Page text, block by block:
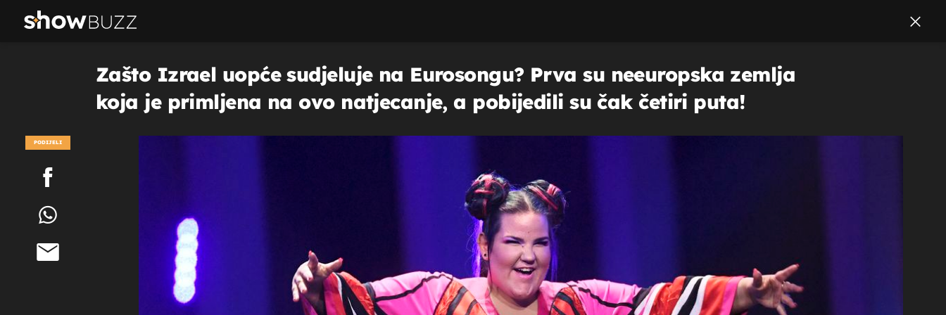
Zašto Izrael uopće sudjeluje na Eurosongu? Prva su neeuropska zemlja
koja je primljena na ovo natjecanje, a pobijedili su čak četiri puta!
PODIJELI